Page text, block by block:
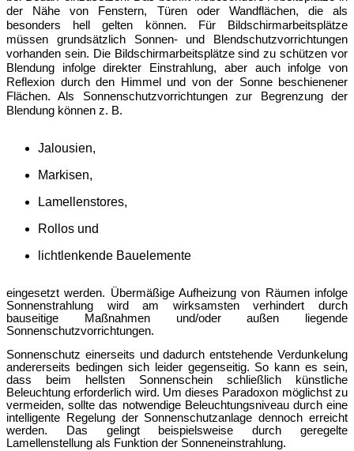
der Nähe von Fenstern, Türen oder Wandflächen, die als
besonders hell gelten können. Für Bildschirmarbeitsplätze
müssen grundsätzlich Sonnen- und Blendschutzvorrichtungen
vorhanden sein. Die Bildschirmarbeitsplätze sind zu schützen vor
Blendung infolge direkter Einstrahlung, aber auch infolge von
Reflexion durch den Himmel und von der Sonne beschienener
Flächen. Als Sonnenschutzvorrichtungen zur Begrenzung der
Blendung können z. B.
Jalousien,
Markisen,
Lamellenstores,
Rollos und
lichtlenkende Bauelemente
eingesetzt werden. Übermäßige Aufheizung von Räumen infolge
Sonnenstrahlung wird am wirksamsten verhindert durch
bauseitige Maßnahmen und/oder außen liegende
Sonnenschutzvorrichtungen.
Sonnenschutz einerseits und dadurch entstehende Verdunkelung
andererseits bedingen sich leider gegenseitig. So kann es sein,
dass beim hellsten Sonnenschein schließlich künstliche
Beleuchtung erforderlich wird. Um dieses Paradoxon möglichst zu
vermeiden, sollte das notwendige Beleuchtungsniveau durch eine
intelligente Regelung der Sonnenschutzanlage dennoch erreicht
werden. Das gelingt beispielsweise durch geregelte
Lamellenstellung als Funktion der Sonneneinstrahlung.